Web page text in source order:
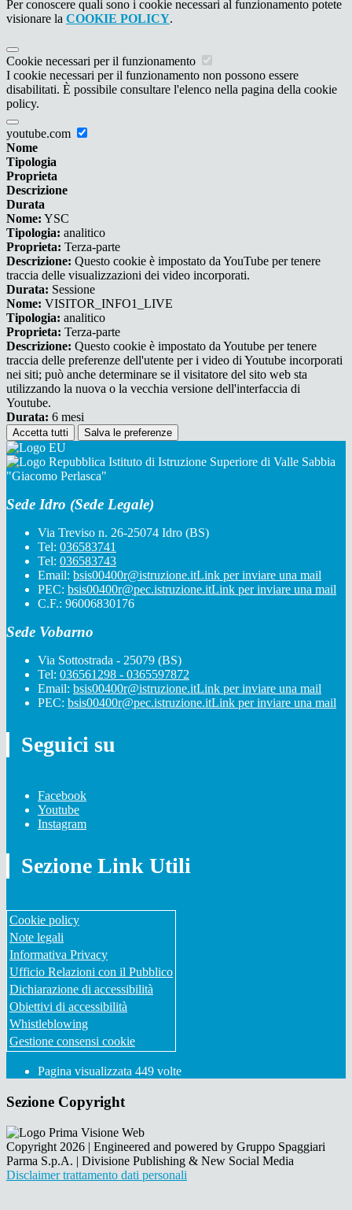
Per conoscere quali sono i cookie necessari al funzionamento potete
visionare la COOKIE POLICY.
Cookie necessari per il funzionamento
I cookie necessari per il funzionamento non possono essere
disabilitati. È possibile consultare l'elenco nella pagina della cookie
policy.
youtube.com
Nome
Tipologia
Proprieta
Descrizione
Durata
Nome: YSC
Tipologia: analitico
Proprieta: Terza-parte
Descrizione: Questo cookie è impostato da YouTube per tenere
traccia delle visualizzazioni dei video incorporati.
Durata: Sessione
Nome: VISITOR_INFO1_LIVE
Tipologia: analitico
Proprieta: Terza-parte
Descrizione: Questo cookie è impostato da Youtube per tenere
traccia delle preferenze dell'utente per i video di Youtube incorporati
nei siti; può anche determinare se il visitatore del sito web sta
utilizzando la nuova o la vecchia versione dell'interfaccia di
Youtube.
Durata: 6 mesi
Accetta tutti Salva le preferenze
Istituto di Istruzione Superiore di Valle Sabbia
"Giacomo Perlasca"
Sede Idro (Sede Legale)
Via Treviso n. 26-25074 Idro (BS)
Tel: 036583741
Tel: 036583743
Email: bsis00400r@istruzione.itLink per inviare una mail
PEC: bsis00400r@pec.istruzione.itLink per inviare una mail
C.F.: 96006830176
Sede Vobarno
Via Sottostrada - 25079 (BS)
Tel: 036561298 - 0365597872
Email: bsis00400r@istruzione.itLink per inviare una mail
PEC: bsis00400r@pec.istruzione.itLink per inviare una mail
Seguici su
Facebook
Youtube
Instagram
Sezione Link Utili
Cookie policy
Note legali
Informativa Privacy
Ufficio Relazioni con il Pubblico
Dichiarazione di accessibilità
Obiettivi di accessibilità
Whistleblowing
Gestione consensi cookie
Pagina visualizzata 449 volte
Sezione Copyright
Copyright 2026 | Engineered and powered by Gruppo Spaggiari
Parma S.p.A. | Divisione Publishing & New Social Media
Disclaimer trattamento dati personali